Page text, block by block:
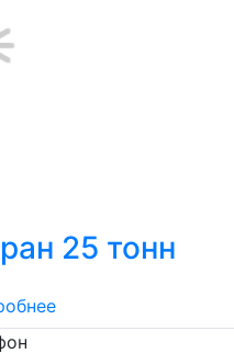
25 тонн